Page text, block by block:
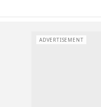
ADVERTISEMENT